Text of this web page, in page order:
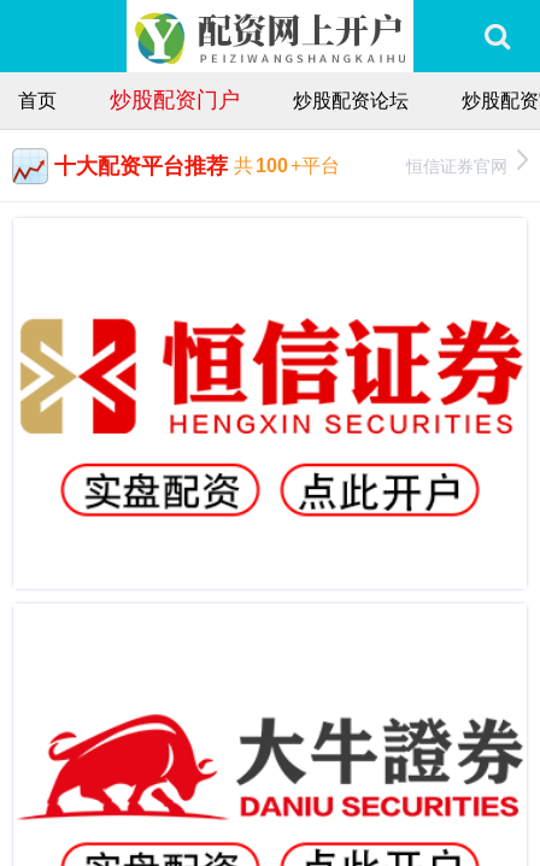
首页 炒股配资门户 炒股配资论坛 炒股配
十大配资平台推荐 共100+平台 恒信证券官网